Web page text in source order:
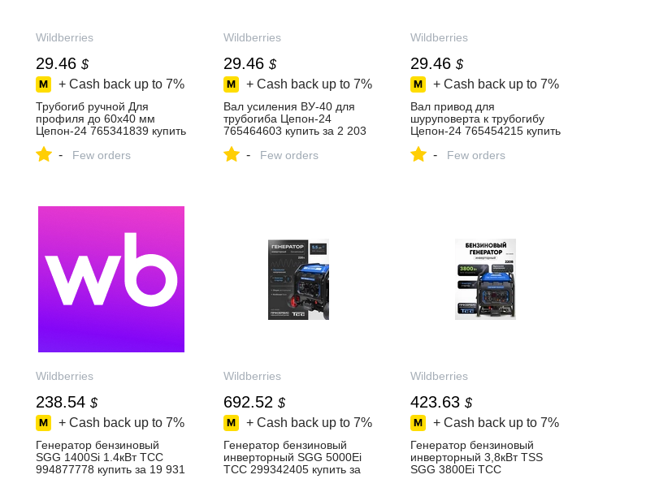
Wildberries
29.46 $
+ Cash back up to 7%
Трубогиб ручной Для
профиля до 60х40 мм
Цепон-24 765341839 купить
интернет‑магазине
- Few orders
Wildberries
29.46 $
+ Cash back up to 7%
Вал усиления ВУ-40 для
трубогиба Цепон-24
765464603 купить за 2 203
Wildberries
- Few orders
Wildberries
29.46 $
+ Cash back up to 7%
Вал привод для
шуруповерта к трубогибу
Цепон-24 765454215 купить
интернет‑магазине
- Few orders
Wildberries
238.54 $
+ Cash back up to 7%
Генератор бензиновый
SGG 1400Si 1.4кВт ТСС
994877778 купить за 19 931
Wildberries
692.52 $
+ Cash back up to 7%
Генератор бензиновый
инверторный SGG 5000Ei
ТСС 299342405 купить за
Wildberries
423.63 $
+ Cash back up to 7%
Генератор бензиновый
инверторный 3,8кВт TSS
SGG 3800Ei ТСС